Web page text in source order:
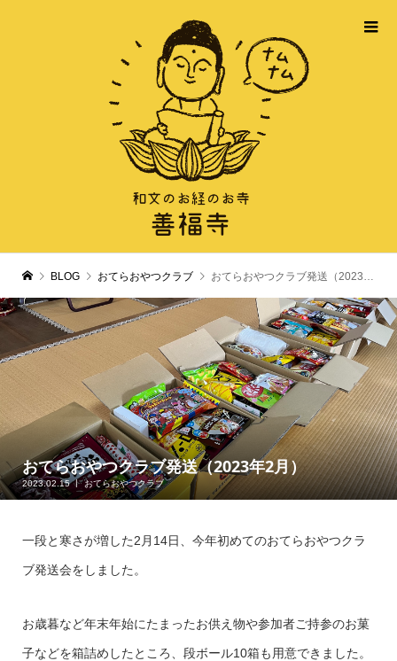
BLOG おてらおやつクラブ おてらおやつクラブ発送（2023年2月）
おてらおやつクラブ発送（2023年2月）
2023.02.15 おてらおやつクラブ
一段と寒さが増した2月14日、今年初めてのおてらおやつクラ
ブ発送会をしました。
お歳暮など年末年始にたまったお供え物や参加者ご持参のお菓
子などを箱詰めしたところ、段ボール10箱も用意できました。